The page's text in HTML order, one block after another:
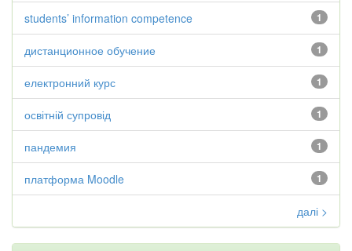
1
students’ information competence
1
дистанционное обучение
1
електронний курс
1
освітній супровід
1
пандемия
1
платформа Moodle
далі >